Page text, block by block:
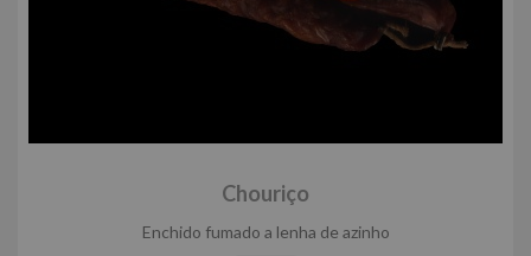
Chouriço
Enchido fumado a lenha de azinho